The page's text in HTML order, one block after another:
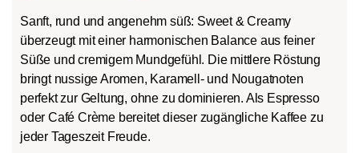
Sanft, rund und angenehm süß: Sweet & Creamy
überzeugt mit einer harmonischen Balance aus feiner
Süße und cremigem Mundgefühl. Die mittlere Röstung
bringt nussige Aromen, Karamell- und Nougatnoten
perfekt zur Geltung, ohne zu dominieren. Als Espresso
oder Café Crème bereitet dieser zugängliche Kaffee zu
jeder Tageszeit Freude.